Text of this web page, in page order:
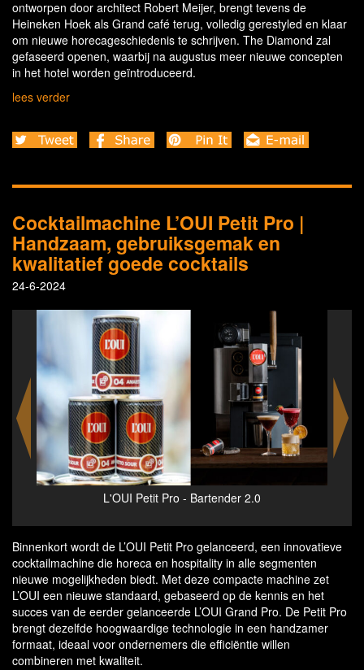
ontworpen door architect Robert Meijer, brengt tevens de
Heineken Hoek als Grand café terug, volledig gerestyled en klaar
om nieuwe horecageschiedenis te schrijven. The Diamond zal
gefaseerd openen, waarbij na augustus meer nieuwe concepten
in het hotel worden geïntroduceerd.
lees verder
Cocktailmachine L’OUI Petit Pro |
Handzaam, gebruiksgemak en
kwalitatief goede cocktails
24-6-2024
L'OUI Petit Pro - owners Edwin de
Binnenkort wordt de L’OUI Petit Pro gelanceerd, een innovatieve
cocktailmachine die horeca en hospitality in alle segmenten
nieuwe mogelijkheden biedt. Met deze compacte machine zet
L’OUI een nieuwe standaard, gebaseerd op de kennis en het
succes van de eerder gelanceerde L’OUI Grand Pro. De Petit Pro
brengt dezelfde hoogwaardige technologie in een handzamer
formaat, ideaal voor ondernemers die efficiëntie willen
combineren met kwaliteit.